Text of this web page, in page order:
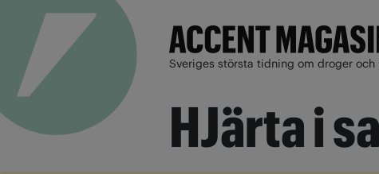
Sveriges största tidning om droger och
HJärta i